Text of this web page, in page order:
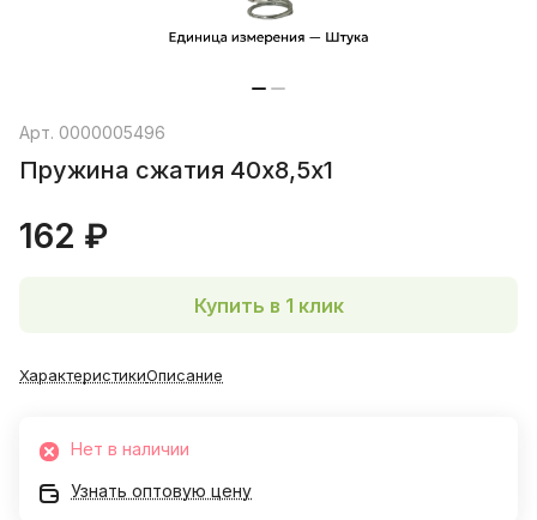
Арт. 0000005496
Пружина сжатия 40х8,5х1
162 ₽
Купить в 1 клик
ХарактеристикиОписание
Нет в наличии
Узнать оптовую цену